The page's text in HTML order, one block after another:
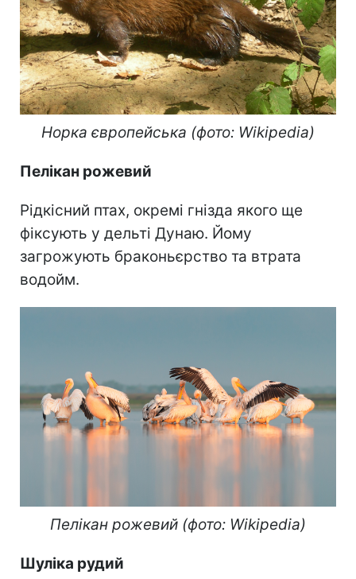
Норка європейська (фото: Wikipedia)
Пелікан рожевий
Рідкісний птах, окремі гнізда якого ще
фіксують у дельті Дунаю. Йому
загрожують браконьєрство та втрата
водойм.
Пелікан рожевий (фото: Wikipedia)
Шуліка рудий